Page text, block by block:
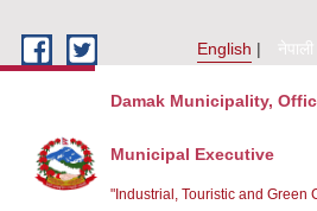
English
नेपाली
Damak Municipality,
Municipal Executive
"Industrial, Touristic and Green